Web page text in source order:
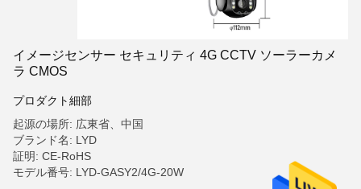
イメージセンサー セキュリティ 4G CCTV ソーラーカメ
ラ CMOS
プロダクト細部
起源の場所: 広東省、中国
ブランド名: LYD
証明: CE-RoHS
モデル番号: LYD-GASY2/4G-20W